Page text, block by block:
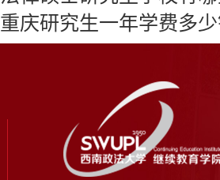
重庆研究生一年学费多